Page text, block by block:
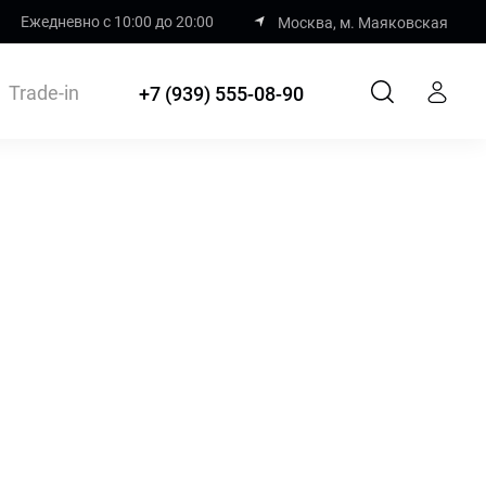
Ежедневно с 10:00 до 20:00 Москва, м. Маяковская
Trade-in +7 (939) 555-08-90